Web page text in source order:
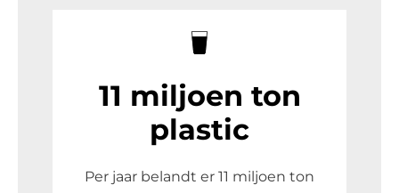
11 miljoen ton
plastic
Per jaar belandt er 11 miljoen ton